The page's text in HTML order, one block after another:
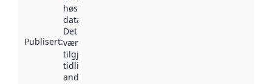
Publisert:
høstet av
data.norge.no.
Det kan ha
vært
tilgjengelig
tidligere
andre steder.